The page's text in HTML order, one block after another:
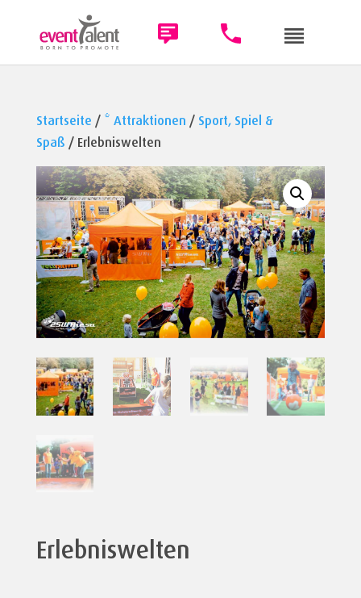
Startseite / * Attraktionen / Sport, Spiel &
Spaß / Erlebniswelten
Erlebniswelten